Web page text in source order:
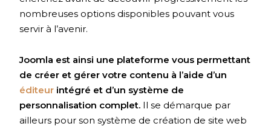
nombreuses options disponibles pouvant vous
servir à l’avenir.
Joomla est ainsi une plateforme vous permettant
de créer et gérer votre contenu à l’aide d’un
éditeur intégré et d’un système de
personnalisation complet. Il se démarque par
ailleurs pour son système de création de site web